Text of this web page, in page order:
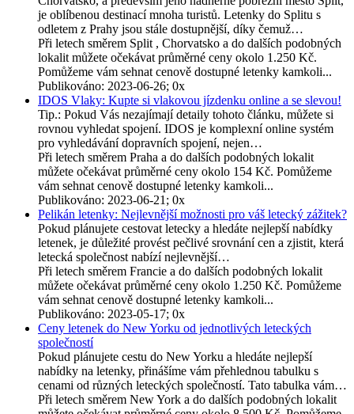
je oblíbenou destinací mnoha turistů. Letenky do Splitu s
odletem z Prahy jsou stále dostupnější, díky čemuž…
Při letech směrem Split , Chorvatsko a do dalších podobných
lokalit můžete očekávat průměrné ceny okolo 1.250 Kč.
Pomůžeme vám sehnat cenově dostupné letenky kamkoli...
Publikováno: 2023-06-26; 0x
IDOS Vlaky: Kupte si vlakovou jízdenku online a se slevou!
Tip.: Pokud Vás nezajímají detaily tohoto článku, můžete si
rovnou vyhledat spojení. IDOS je komplexní online systém
pro vyhledávání dopravních spojení, nejen…
Při letech směrem Praha a do dalších podobných lokalit
můžete očekávat průměrné ceny okolo 154 Kč. Pomůžeme
vám sehnat cenově dostupné letenky kamkoli...
Publikováno: 2023-06-21; 0x
Pelikán letenky: Nejlevnější možnosti pro váš letecký zážitek?
Pokud plánujete cestovat letecky a hledáte nejlepší nabídky
letenek, je důležité provést pečlivé srovnání cen a zjistit, která
letecká společnost nabízí nejlevnější…
Při letech směrem Francie a do dalších podobných lokalit
můžete očekávat průměrné ceny okolo 1.250 Kč. Pomůžeme
vám sehnat cenově dostupné letenky kamkoli...
Publikováno: 2023-05-17; 0x
Ceny letenek do New Yorku od jednotlivých leteckých
společností
Pokud plánujete cestu do New Yorku a hledáte nejlepší
nabídky na letenky, přinášíme vám přehlednou tabulku s
cenami od různých leteckých společností. Tato tabulka vám…
Při letech směrem New York a do dalších podobných lokalit